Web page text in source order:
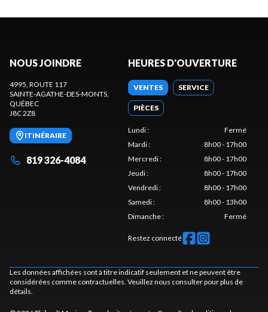
NOUS JOINDRE
4995, ROUTE 117
SAINTE-AGATHE-DES-MONTS
QUÉBEC
J8C 2Z8
ITINÉRAIRE
819 326-4084
HEURES D'OUVERTURE
VENTES SERVICE
PIÈCES
Lundi:
Fermé
Mardi:
8h00 - 17h00
Mercredi:
8h00 - 17h00
Jeudi:
8h00 - 17h00
Vendredi:
8h00 - 17h00
Samedi:
8h00 - 13h00
Dimanche: Fermé
Restez connecté
Les données affichées sont à titre indicatif seulement et ne peuvent être
considérées comme contractuelles. Veuillez nous consulter pour plus de
détails.